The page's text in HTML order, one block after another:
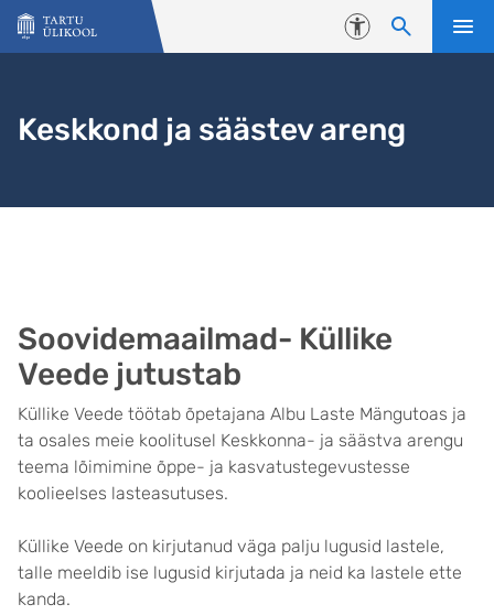
Liigu edasi põhisisu juurde
Juurdepääsetavus
Keskkond ja säästev areng
Soovidemaailmad- Küllike
Veede jutustab
Küllike Veede töötab õpetajana Albu Laste Mängutoas ja
ta osales meie koolitusel Keskkonna- ja säästva arengu
teema lõimimine õppe- ja kasvatustegevustesse
koolieelses lasteasutuses.
Küllike Veede on kirjutanud väga palju lugusid lastele,
talle meeldib ise lugusid kirjutada ja neid ka lastele ette
kanda.